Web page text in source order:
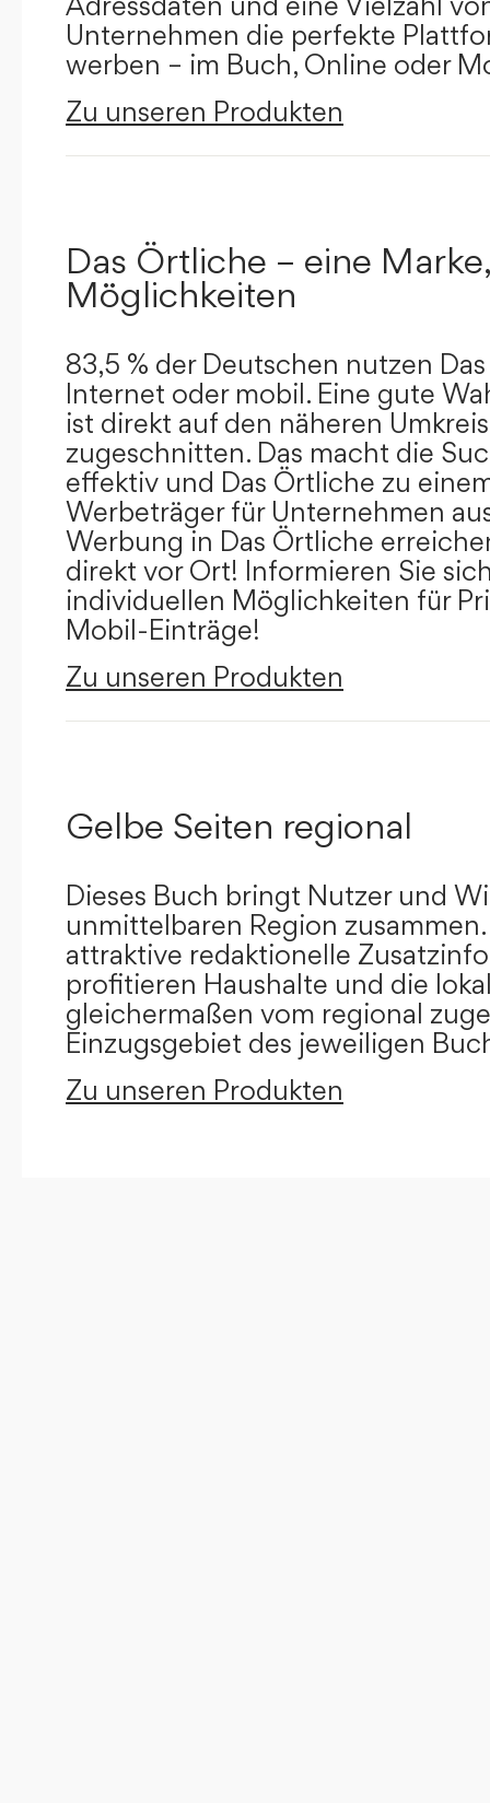
Unternehmen die perfekte
werben – im Buch, Online oder
Zu unseren Produkten
Das Örtliche – eine
Möglichkeiten
83,5 % der Deutschen nutzen
Internet oder mobil. Eine gute
ist direkt auf den näheren
zugeschnitten. Das macht die
effektiv und Das Örtliche zu
Werbeträger für Unternehmen
Werbung in Das Örtliche
direkt vor Ort! Informieren Sie
individuellen Möglichkeiten für
Mobil-Einträge!
Zu unseren Produkten
Gelbe Seiten regional
Dieses Buch bringt Nutzer und
unmittelbaren Region
attraktive redaktionelle
profitieren Haushalte und die
gleichermaßen vom regional
Einzugsgebiet des jeweiligen
Zu unseren Produkten